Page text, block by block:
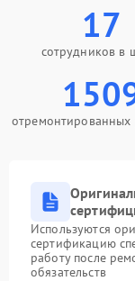
17
сотрудников в
отремонтированных
Используются
сертификацию
работу после
обязательств